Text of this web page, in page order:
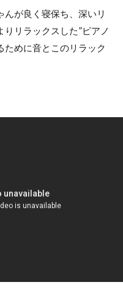
が良く寝保ち、深いリ
リラックスした”ピアノ
ために音とこのリラック